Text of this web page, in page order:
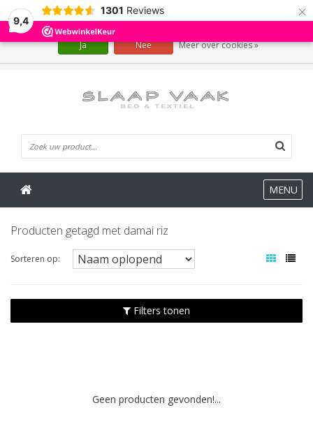
9,4
1301 Reviews ×
MENU
Producten getagd met damai riz
Sorteren op:
Filters tonen
Geen producten gevonden!...
Wij slaan cookies op om onze website te verbeteren. Is dat akkoord?
Ja Nee Meer over cookies »